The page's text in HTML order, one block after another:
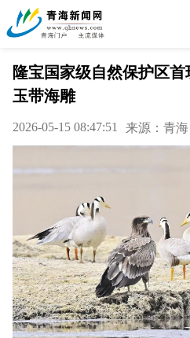
隆宝国家级自然保护区
玉带海雕
2026-05-15 08:47:51 来源：青